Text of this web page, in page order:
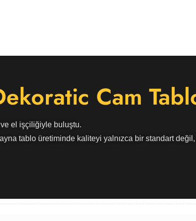
Cam
ve el işçiliğiyle buluştu.
tablo üretiminde kaliteyi yalnızca bir standart değil,